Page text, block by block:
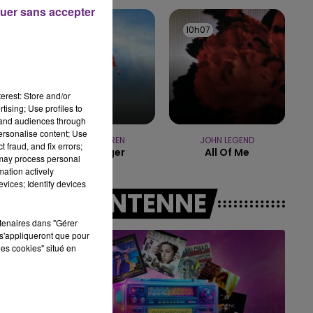
15h00 - 19h00
LE CLUB CHAMPAGNE FM
ALEX WARREN
Passenger
10h07
10h07
JOHN LEGEND
All Of Me
A L'ANTENNE
Store and/or
Use profiles to
audiences through
content; Use
fraud, and fix errors;
process personal
actively
Identify devices
dans "Gérer
que pour
cookies" situé en
sans accepter